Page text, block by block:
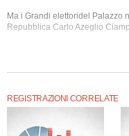
Ma i Grandi elettoridel Palazzo
Repubblica Carlo Azeglio
Bonino e Anna Autorino
Nel corso di questo
confronti di questa iniziativa.
REGISTRAZIONI CORRELATE